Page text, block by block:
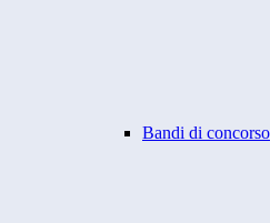
Bandi di concorso